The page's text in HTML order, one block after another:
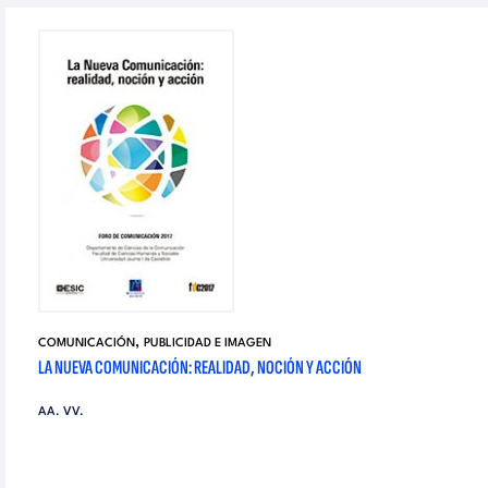
COMUNICACIÓN, PUBLICIDAD E IMAGEN
LA NUEVA COMUNICACIÓN: REALIDAD, NOCIÓN Y ACCIÓN
AA. VV.